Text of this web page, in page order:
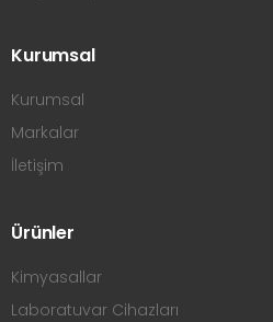
Kurumsal
Kurumsal
Markalar
İletişim
Ürünler
Kimyasallar
Laboratuvar Cihazları